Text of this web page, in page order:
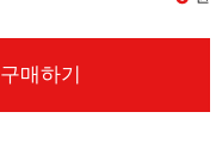
구매하기